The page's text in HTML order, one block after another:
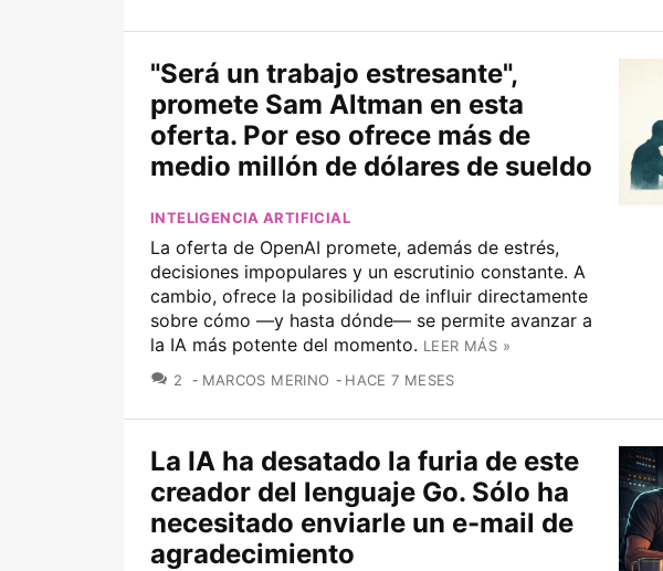
"Será un trabajo estresante",
promete Sam Altman en esta
oferta. Por eso ofrece más de
medio millón de dólares de sueldo
INTELIGENCIA ARTIFICIAL
La oferta de OpenAI promete, además de estrés,
decisiones impopulares y un escrutinio constante. A
cambio, ofrece la posibilidad de influir directamente
sobre cómo —y hasta dónde— se permite avanzar a
la IA más potente del momento. LEER MÁS »
2
COMENTARIOS
MARCOS MERINO HACE 7 MESES
La IA ha desatado la furia de este
creador del lenguaje Go. Sólo ha
necesitado enviarle un e-mail de
agradecimiento